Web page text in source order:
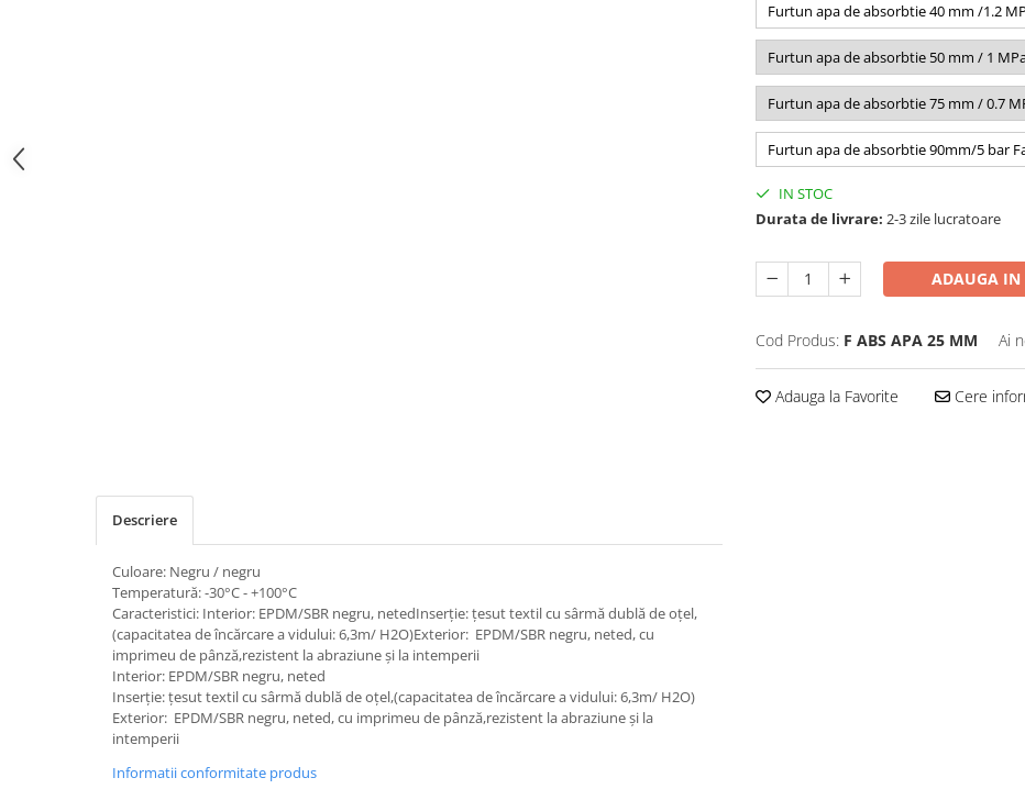
Furtun apa de absorbtie 40 mm /1.2
Furtun apa de absorbtie 50 mm / 1
Furtun apa de absorbtie 75 mm / 0.7
Furtun apa de absorbtie 90mm/5 bar
IN STOC
Durata de livrare: 2-3 zile lucratoare
ADAUGA IN
Cod Produs: F ABS APA 25 MM Ai
Adauga la Favorite Cere
Descriere
Culoare: Negru / negru
Temperatură: -30°C - +100°C
Caracteristici: Interior: EPDM/SBR negru, netedInserție: țesut textil cu sârmă dublă de oțel,
(capacitatea de încărcare a vidului: 6,3m/ H2O)Exterior: EPDM/SBR negru, neted, cu
imprimeu de pânză,rezistent la abraziune și la intemperii
Interior: EPDM/SBR negru, neted
Inserție: țesut textil cu sârmă dublă de oțel,(capacitatea de încărcare a vidului: 6,3m/ H2O)
Exterior: EPDM/SBR negru, neted, cu imprimeu de pânză,rezistent la abraziune și la
intemperii
Informatii conformitate produs